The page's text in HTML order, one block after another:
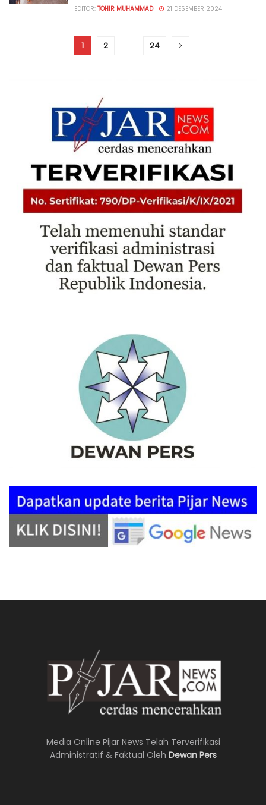
EDITOR: TOHIR MUHAMMAD 21 DESEMBER 2024
1 2 … 24
Media Online Pijar News Telah Terverifikasi
Administratif & Faktual Oleh Dewan Pers